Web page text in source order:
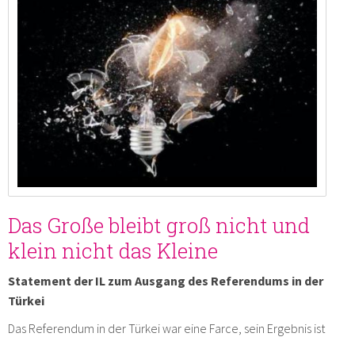
Das Große bleibt groß nicht und
klein nicht das Kleine
Statement der IL zum Ausgang des Referendums in der
Türkei
Das Referendum in der Türkei war eine Farce, sein Ergebnis ist